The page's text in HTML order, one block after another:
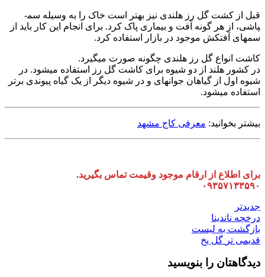
قبل از کشت گل رز هلندی نیز بهتر است خاک را به وسیله سم­
پاشی، از هر گونه آفت و بیماری پاک کرد. برای انجام این کار باید از
سم­های آفت­کش موجود در بازار استفاده کرد.
کاشت انواع گل رز هلندی چگونه صورت می­گیرد.
در کشور هلند از دو شیوه برای کاشت گل رز استفاده می­شود. در
شیوه اول از گیاهان جوانه­ای و در شیوه دیگر از یک گیاه پیوندی برتر
استفاده می­شود.
بیشتر بخوانید: معرفی کاج مشهد
برای اطلاع از ارقام موجود وقیمت تماس بگیرید.
۰۹۳۵۷۱۳۳۵۹۰
جدیدتر
درخچه ناندینا
بازگشت به لیست
قدیمی تر گل یخ
دیدگاهتان را بنویسید